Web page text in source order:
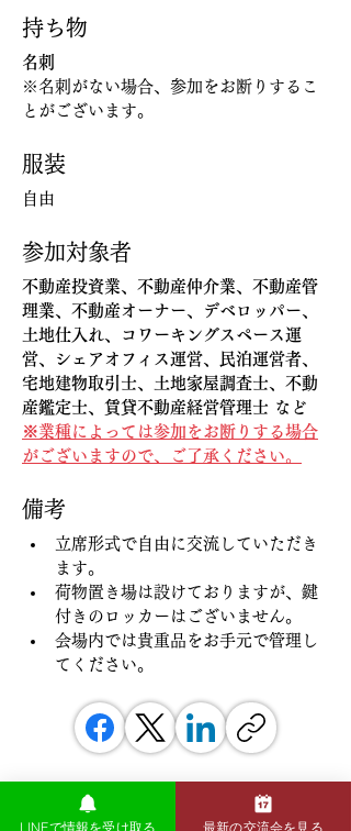
持ち物
名刺
※名刺がない場合、参加をお断りするこ
とがございます。
服装
自由
参加対象者
不動産投資業、不動産仲介業、不動産管
理業、不動産オーナー、デベロッパー、
土地仕入れ、コワーキングスペース運
営、シェアオフィス運営、民泊運営者、
宅地建物取引士、土地家屋調査士、不動
産鑑定士、賃貸不動産経営管理士 など
※業種によっては参加をお断りする場合
がございますので、ご了承ください。
備考
立席形式で自由に交流していただき
ます。
荷物置き場は設けておりますが、鍵
付きのロッカーはございません。
会場内では貴重品をお手元で管理し
てください。
次の記事
LINEで情報を受け取る 最新の交流会を見る